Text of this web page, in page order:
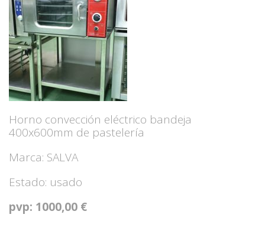
Horno convección eléctrico bandeja
400x600mm de pastelería
Marca: SALVA
Estado: usado
pvp: 1000,00 €